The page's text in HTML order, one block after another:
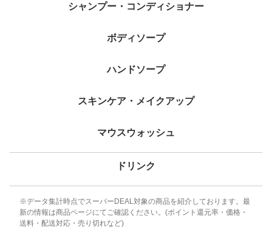
シャンプー・コンディショナー
ボディソープ
ハンドソープ
スキンケア・メイクアップ
マウスウォッシュ
ドリンク
※データ集計時点でスーパーDEAL対象の商品を紹介しております。最
新の情報は商品ページにてご確認ください。(ポイント還元率・価格・
送料・配送対応・売り切れなど)